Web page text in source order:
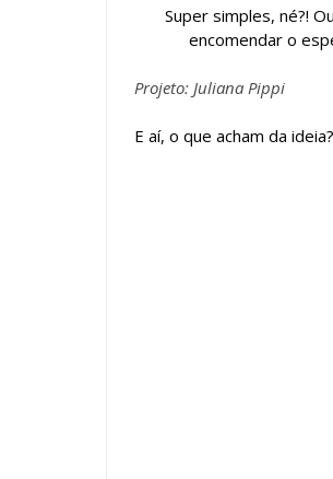
Super simples, né?!
encomendar o
Projeto: Juliana Pippi
E aí, o que acham da